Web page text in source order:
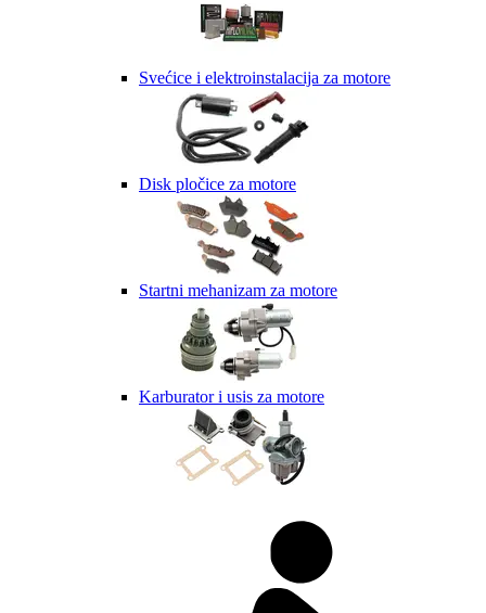
Svećice i elektroinstalacija za motore
Disk pločice za motore
Startni mehanizam za motore
Karburator i usis za motore